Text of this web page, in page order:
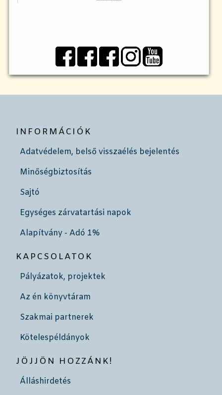
INFORMÁCIÓK
Adatvédelem, belső visszaélés bejelentés
Minőségbiztosítás
Sajtó
Egységes zárvatartási napok
Alapítvány - Adó 1%
KAPCSOLATOK
Pályázatok, projektek
Az én könyvtáram
Szakmai partnerek
Kötelespéldányok
JÖJJÖN HOZZÁNK!
Álláshirdetés